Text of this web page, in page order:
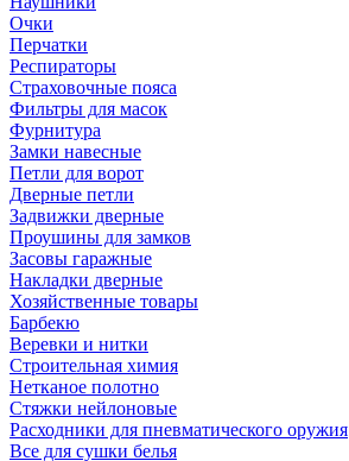
Очки
Перчатки
Респираторы
Страховочные пояса
Фильтры для масок
Фурнитура
Замки навесные
Петли для ворот
Дверные петли
Задвижки дверные
Проушины для замков
Засовы гаражные
Накладки дверные
Хозяйственные товары
Барбекю
Веревки и нитки
Строительная химия
Нетканое полотно
Стяжки нейлоновые
Расходники для пневматического оружия
Все для сушки белья